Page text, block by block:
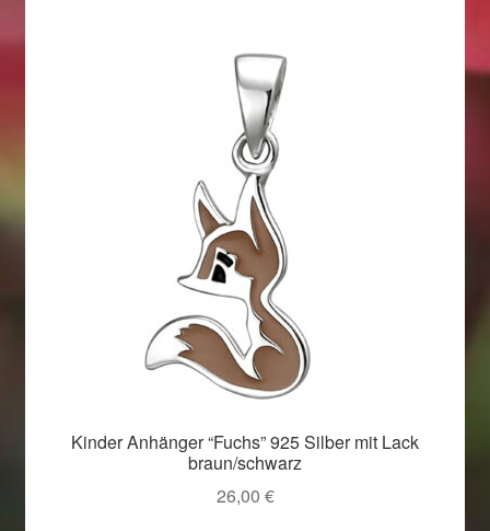
Kinder Anhänger “Fuchs” 925 Silber mit Lack
braun/schwarz
26,00 €